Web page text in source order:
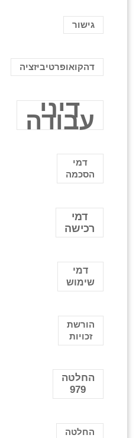
גישור
דהקואופרטיביזציה
דיני
עבודה
דמי
הסכמה
דמי
רכישה
דמי
שימוש
הורשת
זכויות
החלטה
979
החלטה